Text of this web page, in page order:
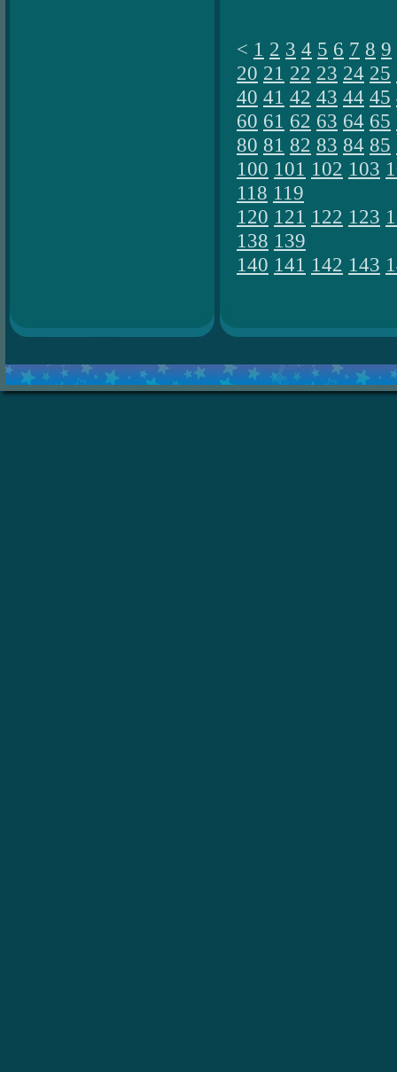
< 1 2 3 4 5 6 7 8 9
20 21 22 23 24 25
40 41 42 43 44 45
60 61 62 63 64 65
80 81 82 83 84 85
100 101 102 103
118 119
120 121 122 123
138 139
140 141 142 143